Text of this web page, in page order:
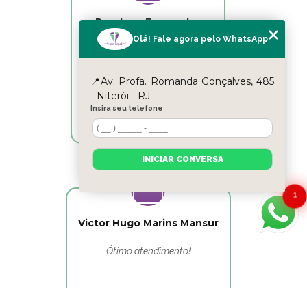
Reyslane Fernandes
Excelente equipe!!
Victor Hugo Marins Mansur
Ótimo atendimento!
1
Olá! Fale agora pelo WhatsApp
📍Av. Profa. Romanda Gonçalves, 485
- Niterói - RJ
Insira seu telefone
INICIAR CONVERSA